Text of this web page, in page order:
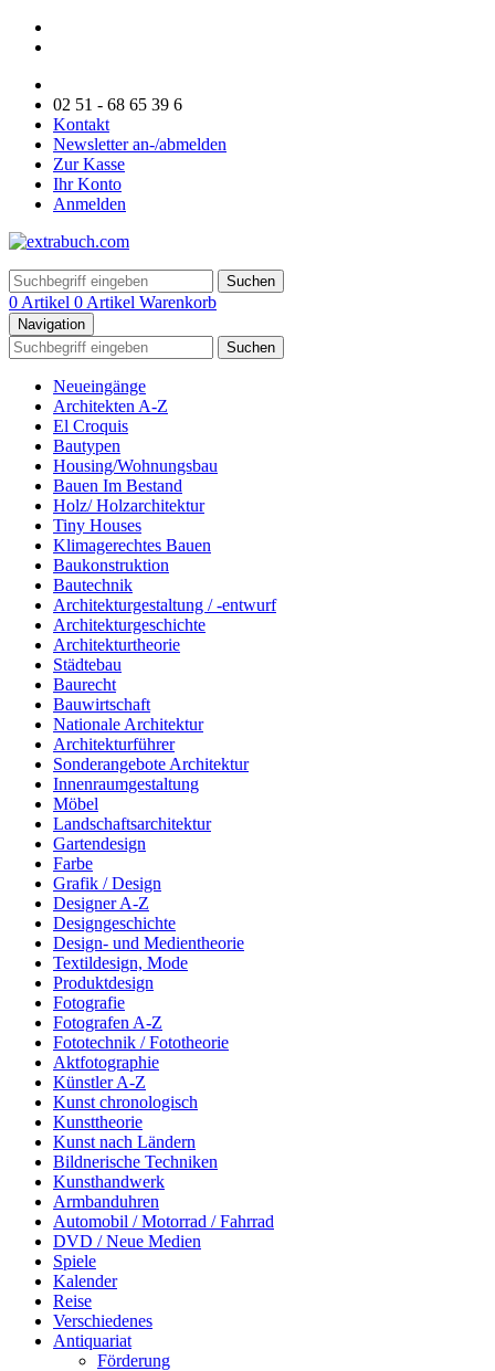
02 51 - 68 65 39 6
Kontakt
Newsletter an-/abmelden
Zur Kasse
Ihr Konto
Anmelden
Suchen
0 Artikel 0 Artikel Warenkorb
Navigation
Suchen
Neueingänge
Architekten A-Z
El Croquis
Bautypen
Housing/Wohnungsbau
Bauen Im Bestand
Holz/ Holzarchitektur
Tiny Houses
Klimagerechtes Bauen
Baukonstruktion
Bautechnik
Architekturgestaltung / -entwurf
Architekturgeschichte
Architekturtheorie
Städtebau
Baurecht
Bauwirtschaft
Nationale Architektur
Architekturführer
Sonderangebote Architektur
Innenraumgestaltung
Möbel
Landschaftsarchitektur
Gartendesign
Farbe
Grafik / Design
Designer A-Z
Designgeschichte
Design- und Medientheorie
Textildesign, Mode
Produktdesign
Fotografie
Fotografen A-Z
Fototechnik / Fototheorie
Aktfotographie
Künstler A-Z
Kunst chronologisch
Kunsttheorie
Kunst nach Ländern
Bildnerische Techniken
Kunsthandwerk
Armbanduhren
Automobil / Motorrad / Fahrrad
DVD / Neue Medien
Spiele
Kalender
Reise
Verschiedenes
Antiquariat
Förderung